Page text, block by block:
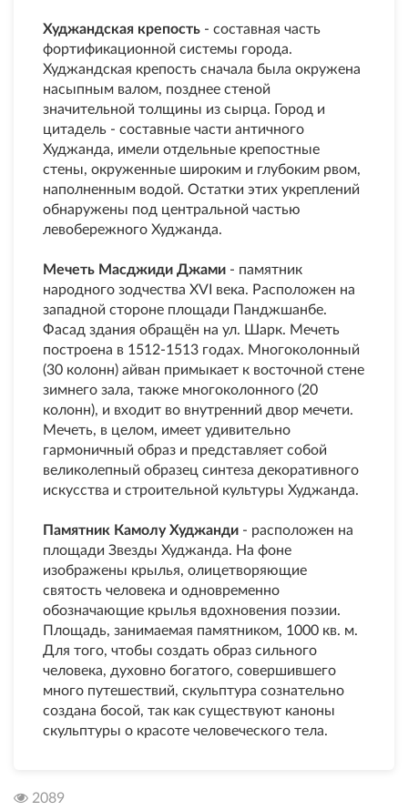
Худжандская крепость - составная часть
фортификационной системы города.
Худжандская крепость сначала была окружена
насыпным валом, позднее стеной
значительной толщины из сырца. Город и
цитадель - составные части античного
Худжанда, имели отдельные крепостные
стены, окруженные широким и глубоким рвом,
наполненным водой. Остатки этих укреплений
обнаружены под центральной частью
левобережного Худжанда.
Мечеть Масджиди Джами - памятник
народного зодчества XVI века. Расположен на
западной стороне площади Панджшанбе.
Фасад здания обращён на ул. Шарк. Мечеть
построена в 1512-1513 годах. Многоколонный
(30 колонн) айван примыкает к восточной стене
зимнего зала, также многоколонного (20
колонн), и входит во внутренний двор мечети.
Мечеть, в целом, имеет удивительно
гармоничный образ и представляет собой
великолепный образец синтеза декоративного
искусства и строительной культуры Худжанда.
Памятник Камолу Худжанди - расположен на
площади Звезды Худжанда. На фоне
изображены крылья, олицетворяющие
святость человека и одновременно
обозначающие крылья вдохновения поэзии.
Площадь, занимаемая памятником, 1000 кв. м.
Для того, чтобы создать образ сильного
человека, духовно богатого, совершившего
много путешествий, скульптура сознательно
создана босой, так как существуют каноны
скульптуры о красоте человеческого тела.
2089